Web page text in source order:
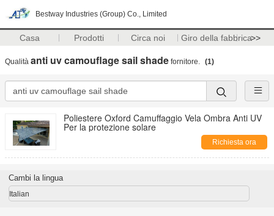
Bestway Industries (Group) Co., Limited
Casa Prodotti Circa noi Giro della fabbrica>>
Qualità anti uv camouflage sail shade fornitore. (1)
Poliestere Oxford Camuffaggio Vela Ombra Anti UV
Per la protezione solare
Richiesta ora
Cambi la lingua
Italian